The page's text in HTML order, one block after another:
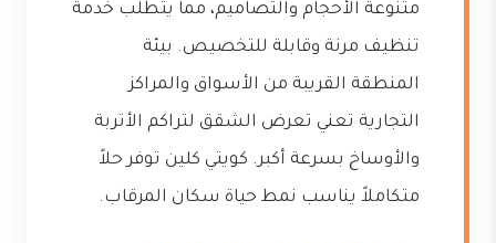
متنوعة الأحجام والتصاميم، مما يتطلب خدمة
تنظيف مرنة وقابلة للتخصيص. بيئة
المنطقة القريبة من الأسواق والمراكز
التجارية تعني تعرض الشقق لتراكم الأتربة
والأوساخ بسرعة أكبر. كويتي كلين توفر حلاً
متكاملاً يناسب نمط حياة سكان المرقاب.